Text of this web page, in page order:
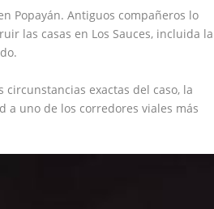
Popayán. Antiguos compañeros lo
las casas en Los Sauces, incluida la
exactas del caso, la
a uno de los corredores viales más